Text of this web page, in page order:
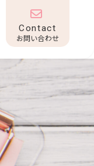
Contact
お問い合わせ